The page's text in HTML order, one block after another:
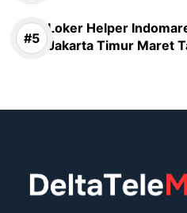
Loker Helper
Jakarta Timur Maret